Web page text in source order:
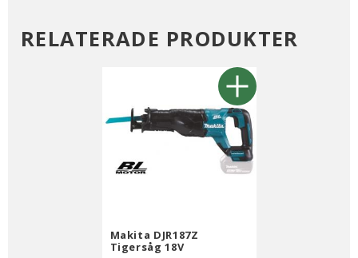
RELATERADE PRODUKTER
Makita DJR187Z
Tigersåg 18V